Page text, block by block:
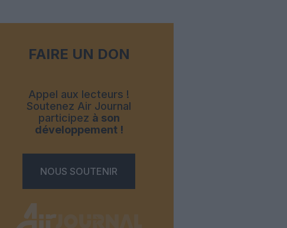
FAIRE UN DON
Appel aux lecteurs !
Soutenez Air Journal
participez à son
développement !
NOUS SOUTENIR